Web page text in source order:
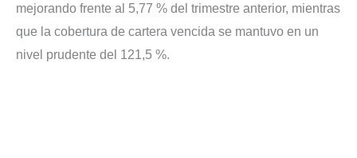
mejorando frente al 5,77 % del trimestre anterior, mientras
que la cobertura de cartera vencida se mantuvo en un
nivel prudente del 121,5 %.